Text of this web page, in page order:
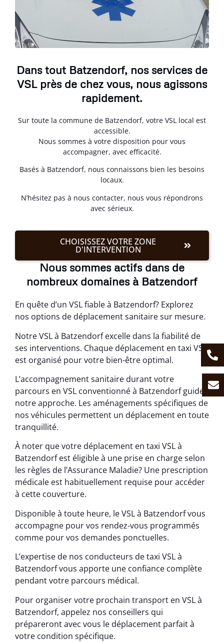
Dans tout Batzendorf, nos services de
VSL près de chez vous, nous agissons
rapidement.
Sur toute la commune de Batzendorf, votre VSL local est
accessible.
Nous sommes à votre disposition pour vous
accompagner, avec efficacité.
Basés à Batzendorf, nous connaissons bien les besoins
locaux.
N’hésitez pas à nous contacter, nous vous répondrons
avec sérieux.
CHOISISSEZ VOTRE ZONE
D'INTERVENTION
Nous sommes actifs dans de
nombreux domaines à Batzendorf
En quête d’un VSL fiable à Batzendorf? Explorez
nos options de déplacement sanitaire sur mesure.
Notre VSL à Batzendorf excelle dans la fiabilité de
ses interventions. Chaque déplacement en taxi VSL
est organisé pour votre bien-être optimal.
L’accompagnement sanitaire durant votre
parcours en VSL conventionné à Batzendorf guide
notre approche. Les aménagements spécifiques de
nos véhicules permettent un déplacement en toute
tranquillité.
À noter que votre déplacement en taxi VSL à
Batzendorf est éligible à une prise en charge selon
les règles de l’Assurance Maladie? Une prescription
médicale est habituellement requise pour accéder
à cette couverture.
Disponible à toute heure, le VSL à Batzendorf vous
accompagne pour vos rendez-vous programmés
comme pour vos demandes ponctuelles.
L’expertise de nos conducteurs de taxi VSL à
Batzendorf vous apporte une confiance complète
pendant votre parcours médical.
Pour organiser votre prochain transport en VSL à
Batzendorf, appelez nos conseillers qui
prépareront avec vous le déplacement parfait à
votre condition spécifique.